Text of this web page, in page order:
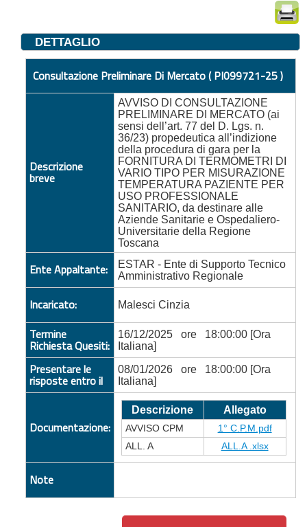
DETTAGLIO
Consultazione Preliminare Di Mercato ( PI099721-25 )
Descrizione
breve
AVVISO DI CONSULTAZIONE
PRELIMINARE DI MERCATO (ai
sensi dell’art. 77 del D. Lgs. n.
36/23) propedeutica all’indizione
della procedura di gara per la
FORNITURA DI TERMOMETRI DI
VARIO TIPO PER MISURAZIONE
TEMPERATURA PAZIENTE PER
USO PROFESSIONALE
SANITARIO, da destinare alle
Aziende Sanitarie e Ospedaliero-
Universitarie della Regione
Toscana
Ente Appaltante:
ESTAR - Ente di Supporto Tecnico
Amministrativo Regionale
Incaricato: Malesci Cinzia
Termine
Richiesta Quesiti:
16/12/2025 ore 18:00:00 [Ora
Italiana]
Presentare le
risposte entro il
08/01/2026 ore 18:00:00 [Ora
Italiana]
Documentazione:
Descrizione Allegato
AVVISO CPM
1° C.P.M.pdf
ALL. A
ALL.A .xlsx
Note